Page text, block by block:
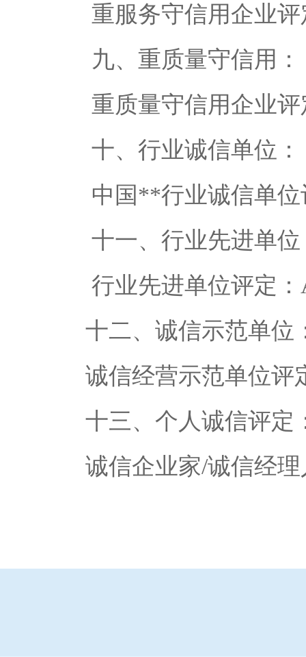
重服务守信用企业评
九、重质量守信用：
重质量守信用企业评
十、行业诚信单位：
中国**行业诚信单位
十一、行业先进单位
行业先进单位评定：
十二、诚信示范单位
诚信经营示范单位评
十三、个人诚信评定
诚信企业家/诚信经理